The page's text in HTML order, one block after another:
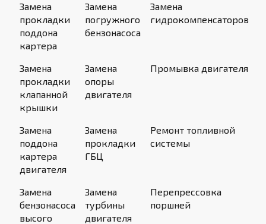
Замена
прокладки
поддона
картера
Замена
погружного
бензонасоса
Замена
гидрокомпенсаторов
Замена
прокладки
клапанной
крышки
Замена
опоры
двигателя
Промывка двигателя
Замена
поддона
картера
двигателя
Замена
прокладки
ГБЦ
Ремонт топливной
системы
Замена
бензонасоса
высого
Замена
турбины
двигателя
Перепрессовка
поршней